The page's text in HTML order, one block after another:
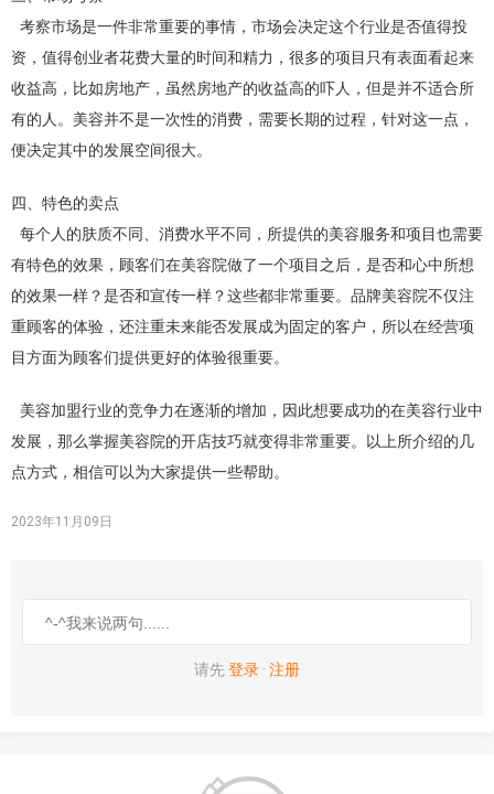
考察市场是一件非常重要的事情，市场会决定这个行业是否值得投
资，值得创业者花费大量的时间和精力，很多的项目只有表面看起来
收益高，比如房地产，虽然房地产的收益高的吓人，但是并不适合所
有的人。美容并不是一次性的消费，需要长期的过程，针对这一点，
便决定其中的发展空间很大。
四、特色的卖点
每个人的肤质不同、消费水平不同，所提供的美容服务和项目也需要
有特色的效果，顾客们在美容院做了一个项目之后，是否和心中所想
的效果一样？是否和宣传一样？这些都非常重要。品牌美容院不仅注
重顾客的体验，还注重未来能否发展成为固定的客户，所以在经营项
目方面为顾客们提供更好的体验很重要。
美容加盟行业的竞争力在逐渐的增加，因此想要成功的在美容行业中
发展，那么掌握美容院的开店技巧就变得非常重要。以上所介绍的几
点方式，相信可以为大家提供一些帮助。
2023年11月09日
请先登录 · 注册